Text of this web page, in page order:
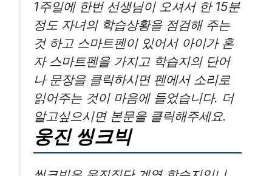
1주일에 한번 선생님이 오셔서 한 15분
정도 자녀의 학습상황을 점검해 주는
것 하고 스마트펜이 있어서 아이가 혼
자 스마트펜을 가지고 학습지의 단어
나 문장을 클릭하시면 펜에서 소리로
읽어주는 것이 마음에 들었습니다. 더
알고싶으시면 본문을 클릭해주세요.
웅진 씽크빅